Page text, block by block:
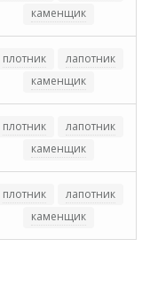
каменщик
плотник
лапотник
каменщик
плотник
лапотник
каменщик
плотник
лапотник
каменщик